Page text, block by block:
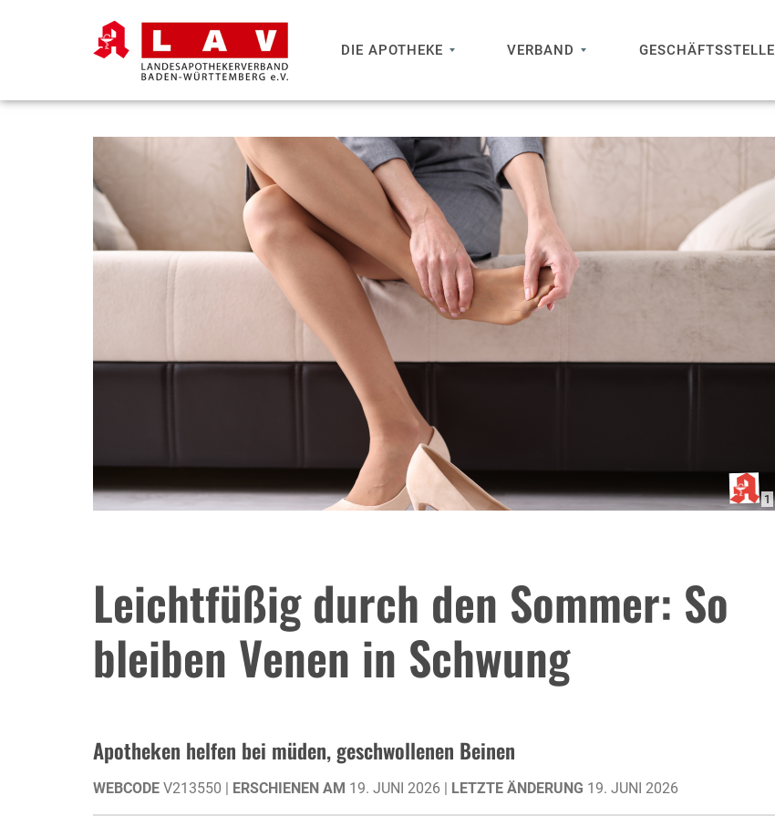
DIE APOTHEKE VERBAND GESCHÄFTSSTELLE
1
Leichtfüßig durch den Sommer: So
bleiben Venen in Schwung
Apotheken helfen bei müden, geschwollenen Beinen
WEBCODE V213550 | ERSCHIENEN AM 19. JUNI 2026 | LETZTE ÄNDERUNG 19. JUNI 2026